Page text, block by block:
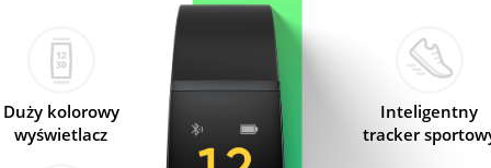
Duży kolorowy
wyświetlacz
Inteligentny
tracker